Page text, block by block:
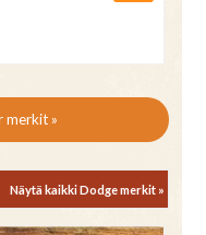
merkit »
Näytä kaikki Dodge merkit »